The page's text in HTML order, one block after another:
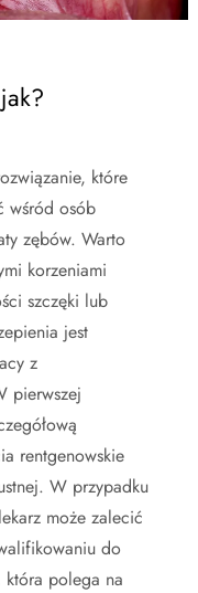
które
wśród osób
zębów. Warto
korzeniami
szczęki lub
jest
z
pierwszej
rentgenowskie
W przypadku
może zalecić
do
polega na